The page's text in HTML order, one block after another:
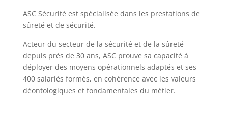
ASC Sécurité est spécialisée dans les prestations de
sûreté et de sécurité.
Acteur du secteur de la sécurité et de la sûreté
depuis près de 30 ans, ASC prouve sa capacité à
déployer des moyens opérationnels adaptés et ses
400 salariés formés, en cohérence avec les valeurs
déontologiques et fondamentales du métier.